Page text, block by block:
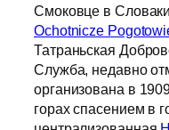
Смоковце в
Ochotnicze
Татраньская
Служба, недавно
организована в
горах спасением в